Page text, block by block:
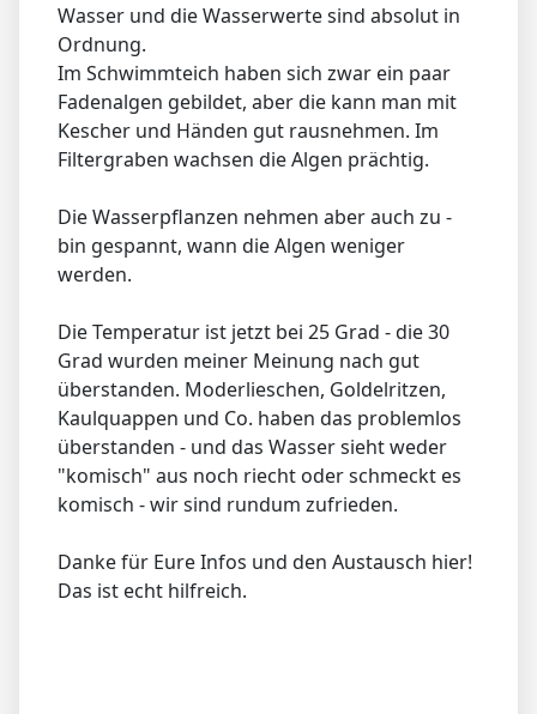
Wasser und die Wasserwerte sind absolut in
Ordnung.
Im Schwimmteich haben sich zwar ein paar
Fadenalgen gebildet, aber die kann man mit
Kescher und Händen gut rausnehmen. Im
Filtergraben wachsen die Algen prächtig.
Die Wasserpflanzen nehmen aber auch zu -
bin gespannt, wann die Algen weniger
werden.
Die Temperatur ist jetzt bei 25 Grad - die 30
Grad wurden meiner Meinung nach gut
überstanden. Moderlieschen, Goldelritzen,
Kaulquappen und Co. haben das problemlos
überstanden - und das Wasser sieht weder
"komisch" aus noch riecht oder schmeckt es
komisch - wir sind rundum zufrieden.
Danke für Eure Infos und den Austausch hier!
Das ist echt hilfreich.